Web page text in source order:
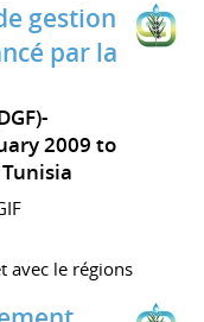
gestion
par la
2009 to
Tunisia
avec le régions